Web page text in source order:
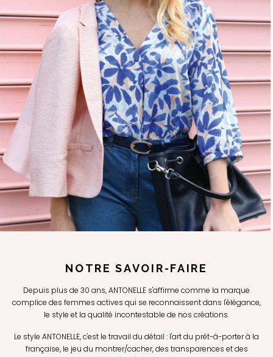
NOTRE SAVOIR-FAIRE
Depuis plus de 30 ans, ANTONELLE s'affirme comme la marque
complice des femmes actives qui se reconnaissent dans l'élégance,
le style et la qualité incontestable de nos créations.
Le style ANTONELLE, c'est le travail du détail : l'art du prêt-à-porter à la
française, le jeu du montrer/cacher, des transparences et des